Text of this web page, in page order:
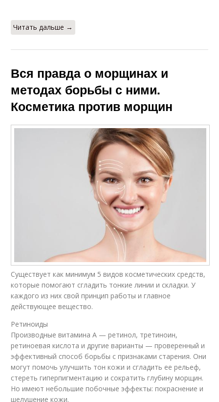
Читать дальше →
Вся правда о морщинах и
методах борьбы с ними.
Косметика против морщин
Существует как минимум 5 видов косметических средств,
которые помогают сгладить тонкие линии и складки. У
каждого из них свой принцип работы и главное
действующее вещество.
Ретиноиды
Производные витамина А — ретинол, третиноин,
ретиноевая кислота и другие варианты — проверенный и
эффективный способ борьбы с признаками старения. Они
могут помочь улучшить тон кожи и сгладить ее рельеф,
стереть гиперпигментацию и сократить глубину морщин.
Но имеют небольшие побочные эффекты: покраснение и
шелушение кожи.